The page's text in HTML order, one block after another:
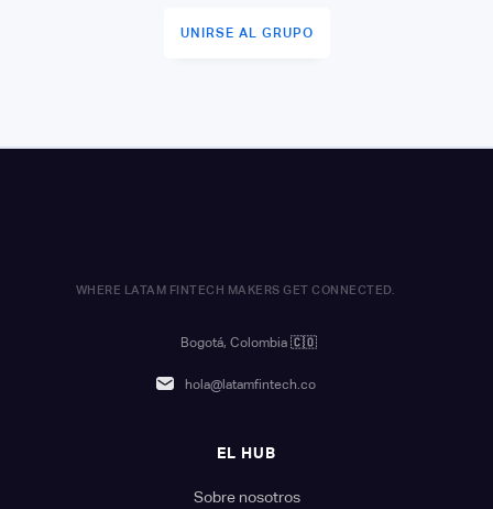
UNIRSE AL GRUPO
WHERE LATAM FINTECH MAKERS GET CONNECTED.
Bogotá, Colombia 🇨🇴
hola@latamfintech.co
EL HUB
Sobre nosotros